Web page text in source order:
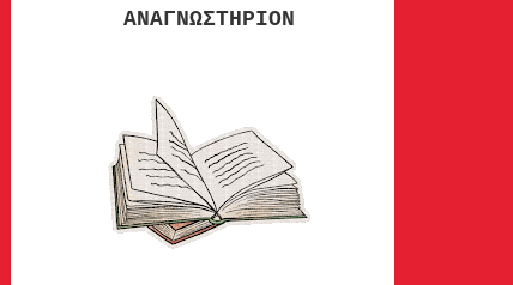
ΑΝΑΓΝΩΣΤΗΡΙΟΝ